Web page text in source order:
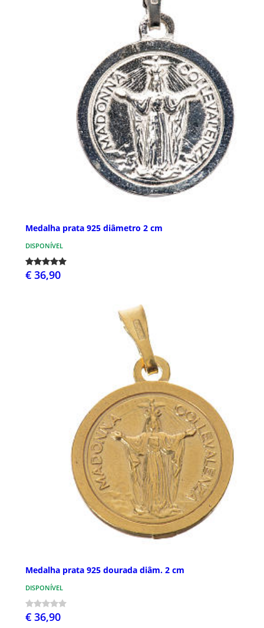
Medalha prata 925 diâmetro 2 cm
DISPONÍVEL
€ 36,90
Medalha prata 925 dourada diâm. 2 cm
DISPONÍVEL
€ 36,90